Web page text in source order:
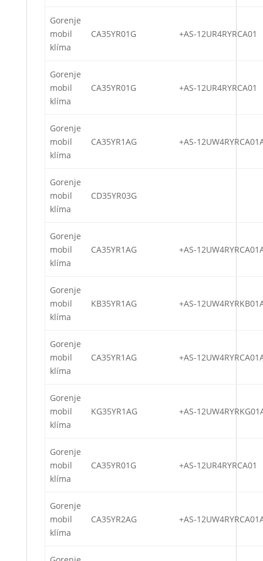
Gorenje
mobil
klíma
CA35YR01G +AS-12UR4RYRCA01
Gorenje
mobil
klíma
CA35YR01G +AS-12UR4RYRCA01
Gorenje
mobil
klíma
CA35YR1AG +AS-
Gorenje
mobil
klíma
CD35YR03G
Gorenje
mobil
klíma
CA35YR1AG +AS-
Gorenje
mobil
klíma
KB35YR1AG +AS-
Gorenje
mobil
klíma
CA35YR1AG +AS-
Gorenje
mobil
klíma
KG35YR1AG +AS-
Gorenje
mobil
klíma
CA35YR01G +AS-12UR4RYRCA01
Gorenje
mobil
klíma
CA35YR2AG +AS-